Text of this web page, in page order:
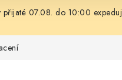
07.08. do 10:00